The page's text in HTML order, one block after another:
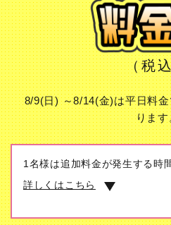
（税
8/9(日) ～8/14(金)は平日料
ります
1名様は追加料金が発生する時
詳しくはこちら